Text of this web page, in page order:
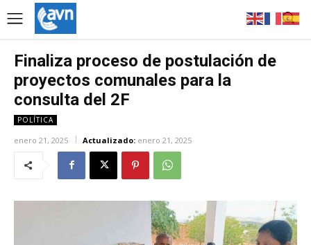
Finaliza proceso de postulación de
proyectos comunales para la
consulta del 2F
POLÍTICA
enero 21, 2025 Actualizado: enero 21, 2025